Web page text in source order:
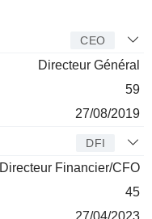
CEO
Directeur Général
59
27/08/2019
DFI
Directeur Financier/CFO
45
27/04/2023